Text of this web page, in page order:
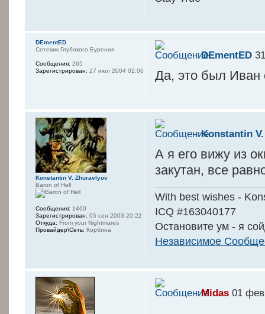
DEmentED
Да, это был Иван
DEmentED
Сетевик Глубокого Бурения
Сообщения: 265
Зарегистрирован: 27 июл 2004 02:06
Konstantin
А я его вижу из
закутан, все
With best wishes -
ICQ #163040177
Остановите ум - я
Независимое
Konstantin V. Zhuravlyov
Baron of Hell
Сообщения: 1460
Зарегистрирован: 05 сен 2003 20:22
Откуда: From your Nightmares
Провайдер\Сеть: Корбина
Midas 01 фев